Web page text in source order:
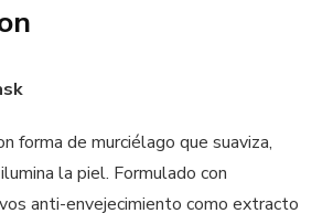
forma de murciélago que suaviza,
la piel. Formulado con
anti-envejecimiento como extracto